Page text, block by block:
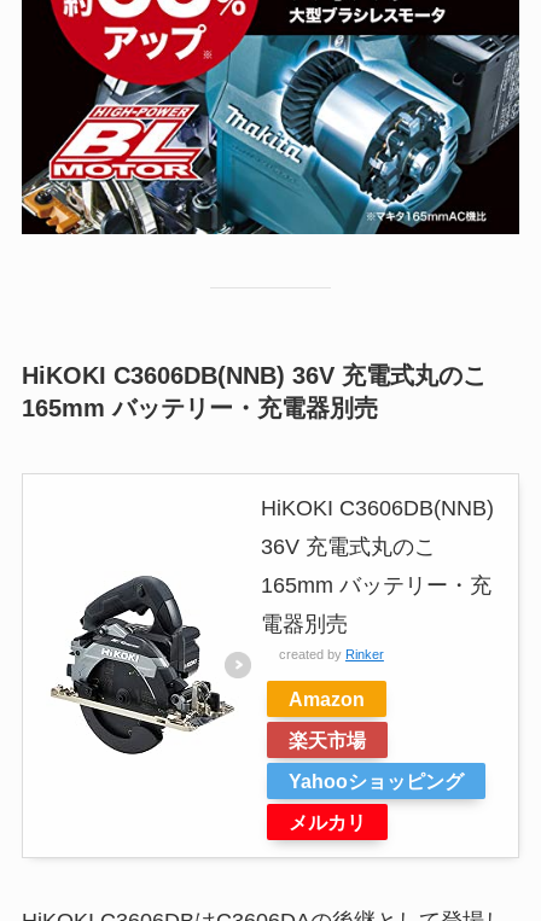
HiKOKI C3606DB(NNB) 36V 充電式丸のこ
165mm バッテリー・充電器別売
HiKOKI C3606DB(NNB)
36V 充電式丸のこ
165mm バッテリー・充
電器別売
created by Rinker
Amazon
楽天市場
Yahooショッピング
メルカリ